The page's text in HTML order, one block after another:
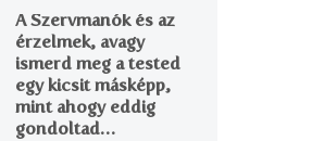
A Szervmanók és az
érzelmek, avagy
ismerd meg a tested
egy kicsit másképp,
mint ahogy eddig
gondoltad…